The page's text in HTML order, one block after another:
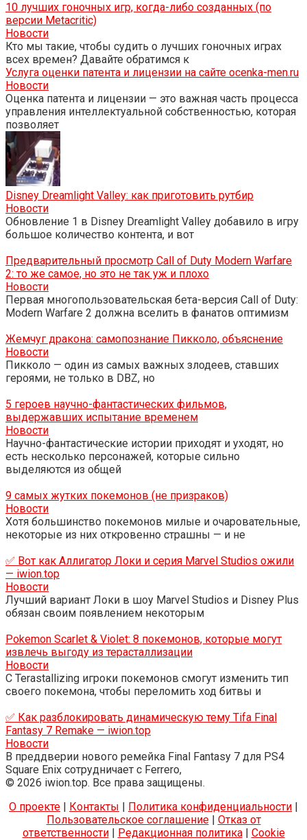
10 лучших гоночных игр, когда-либо созданных (по
версии Metacritic)
Новости
Кто мы такие, чтобы судить о лучших гоночных играх
всех времен? Давайте обратимся к
Услуга оценки патента и лицензии на сайте ocenka-men.ru
Новости
Оценка патента и лицензии — это важная часть процесса
управления интеллектуальной собственностью, которая
позволяет
Disney Dreamlight Valley: как приготовить рутбир
Новости
Обновление 1 в Disney Dreamlight Valley добавило в игру
большое количество контента, и вот
Предварительный просмотр Call of Duty Modern Warfare
2: то же самое, но это не так уж и плохо
Новости
Первая многопользовательская бета-версия Call of Duty:
Modern Warfare 2 должна вселить в фанатов оптимизм
Жемчуг дракона: самопознание Пикколо, объяснение
Новости
Пикколо — один из самых важных злодеев, ставших
героями, не только в DBZ, но
5 героев научно-фантастических фильмов,
выдержавших испытание временем
Новости
Научно-фантастические истории приходят и уходят, но
есть несколько персонажей, которые сильно
выделяются из общей
9 самых жутких покемонов (не призраков)
Новости
Хотя большинство покемонов милые и очаровательные,
некоторые из них откровенно страшны — и не
✅ Вот как Аллигатор Локи и серия Marvel Studios ожили
— iwion.top
Новости
Лучший вариант Локи в шоу Marvel Studios и Disney Plus
обязан своим появлением некоторым
Pokemon Scarlet & Violet: 8 покемонов, которые могут
извлечь выгоду из терасталлизации
Новости
С Terastallizing игроки покемонов смогут изменить тип
своего покемона, чтобы переломить ход битвы и
✅ Как разблокировать динамическую тему Tifa Final
Fantasy 7 Remake — iwion.top
Новости
В преддверии нового ремейка Final Fantasy 7 для PS4
Square Enix сотрудничает с Ferrero,
© 2026 iwion.top. Все права защищены.
О проекте
Контакты Политика конфиденциальности
Пользовательское соглашение| Отказ от
ответственности| Редакционная политика| Cookie